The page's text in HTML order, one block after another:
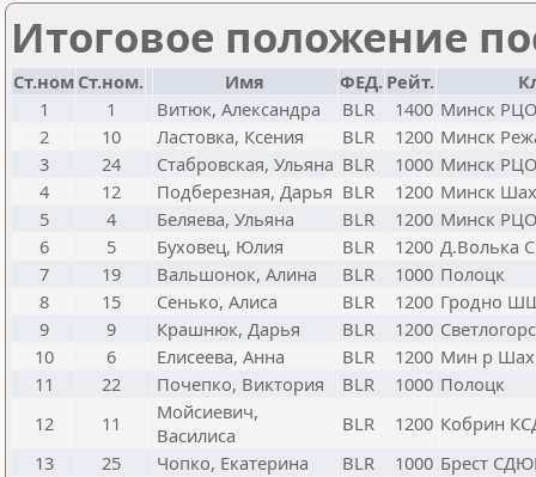
Итоговое положение
Ст.ном Ст.ном. Имя ФЕД. Рейт.
1
1 Витюк, Александра BLR 1400 Минск
2
10 Ластовка, Ксения BLR 1200 Минск
3
24 Стабровская, Ульяна BLR 1000 Минск
4
12 Подберезная, Дарья BLR 1200 Минск
5
4 Беляева, Ульяна BLR 1200 Минск
6
5 Буховец, Юлия BLR 1200 Д.Волька
7
19 Вальшонок, Алина BLR 1000 Полоцк
8
15 Сенько, Алиса BLR 1200 Гродно
9
9 Крашнюк, Дарья BLR 1200
10
6 Елисеева, Анна BLR 1200 Мин р
11
22 Почепко, Виктория BLR 1000 Полоцк
12
11
Мойсиевич,
Василиса
BLR 1200 Кобрин
13
25 Чопко, Екатерина BLR 1000 Брест